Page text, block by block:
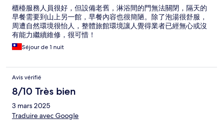
櫃檯服務人員很好，但設備老舊，淋浴間的門無法關閉，隔天的
早餐需要到山上另一館，早餐內容也很簡陋。除了泡湯很舒服，
周遭自然環境很怡人，整體旅館環境讓人覺得業者已經無心或沒
有能力繼續維修，很可惜！
Séjour de 1 nuit
Avis vérifié
8/10 Très bien
3 mars 2025
Traduire avec Google